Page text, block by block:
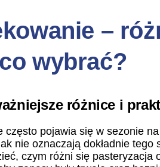
–
wybrać?
różnice i
często pojawia się w sezonie
nie oznaczają dokładnie tego
czym różni się pasteryzacja